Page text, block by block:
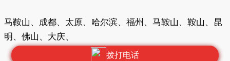
马鞍山、成都、太原、哈尔滨、福州、马鞍山、鞍山、昆
明、佛山、大庆、
拨打电话